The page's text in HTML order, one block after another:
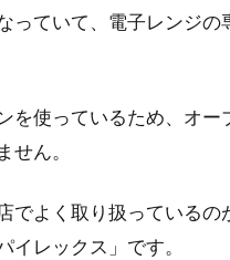
美味しいおでんの作り方
熟・半熟で栄養は違うの
のが「おでん」ではないでしょ
いおでんを...
っていて、電子レンジの
を使っているため、オー
せん。
でよく取り扱っているの
イレックス」です。